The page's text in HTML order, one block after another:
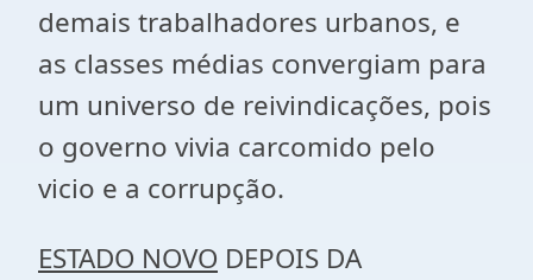
demais trabalhadores urbanos, e
as classes médias convergiam para
um universo de reivindicações, pois
o governo vivia carcomido pelo
vicio e a corrupção.
ESTADO NOVO DEPOIS DA